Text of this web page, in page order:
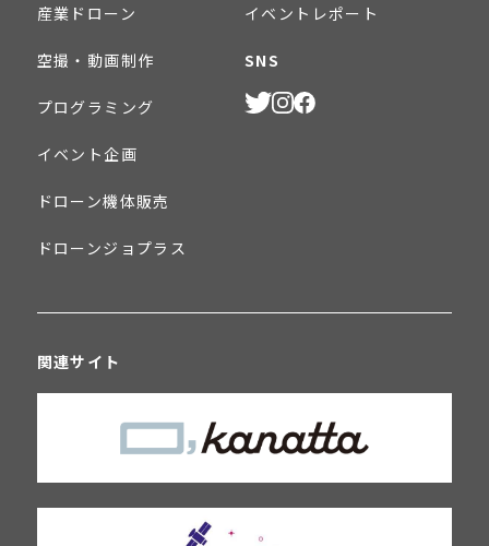
産業ドローン
空撮・動画制作
プログラミング
イベント企画
ドローン機体販売
ドローンジョプラス
イベントレポート
SNS
関連サイト